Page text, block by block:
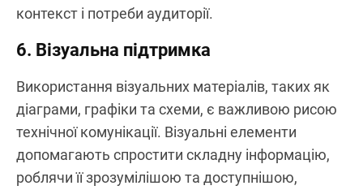
контекст і потреби аудиторії.
6. Візуальна підтримка
Використання візуальних матеріалів, таких як
діаграми, графіки та схеми, є важливою рисою
технічної комунікації. Візуальні елементи
допомагають спростити складну інформацію,
роблячи її зрозумілішою та доступнішою,